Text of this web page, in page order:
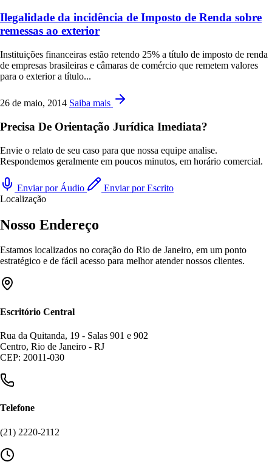
Ilegalidade da incidência de Imposto de Renda sobre
remessas ao exterior
Instituições financeiras estão retendo 25% a título de imposto de renda
de empresas brasileiras e câmaras de comércio que remetem valores
para o exterior a título...
26 de maio, 2014 Saiba mais
Precisa De Orientação Jurídica Imediata?
Envie o relato de seu caso para que nossa equipe analise.
Respondemos geralmente em poucos minutos, em horário comercial.
Enviar por Áudio
Enviar por Escrito
Localização
Nosso Endereço
Estamos localizados no coração do Rio de Janeiro, em um ponto
estratégico e de fácil acesso para melhor atender nossos clientes.
Escritório Central
Rua da Quitanda, 19 - Salas 901 e 902
Centro, Rio de Janeiro - RJ
CEP: 20011-030
Telefone
(21) 2220-2112